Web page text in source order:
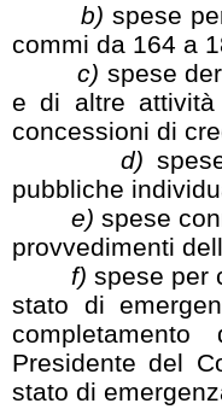
b) spese
commi da 164 a
c) spese
e di altre attività
concessioni di
d)
pubbliche
e) spese
provvedimenti
f) spese per
stato di
Presidente del
stato di